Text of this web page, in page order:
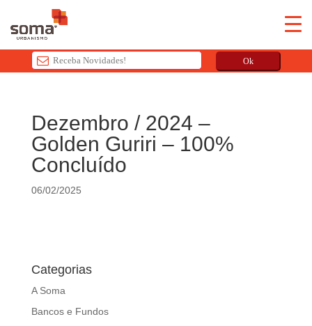
Ok
s
f
e
o
u
d
Dezembro / 2024 –
Golden Guriri – 100%
Concluído
06/02/2025
Categorias
A Soma
Bancos e Fundos